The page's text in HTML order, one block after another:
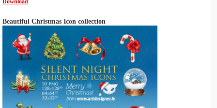
Beautiful Christmas Icon collection